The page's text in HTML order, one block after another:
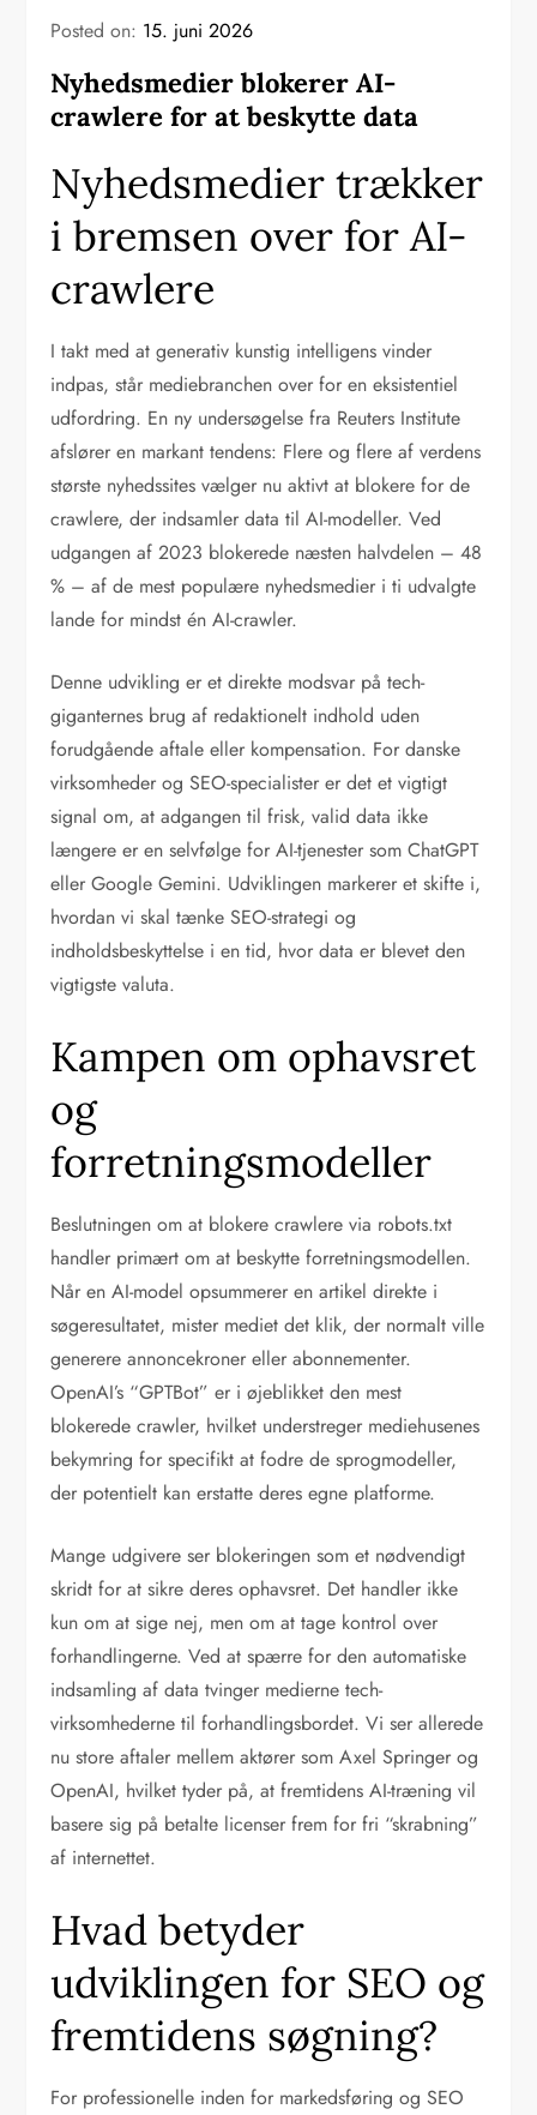
Posted on: 15. juni 2026
Nyhedsmedier blokerer AI-
crawlere for at beskytte data
Nyhedsmedier trækker
i bremsen over for AI-
crawlere
I takt med at generativ kunstig intelligens vinder
indpas, står mediebranchen over for en eksistentiel
udfordring. En ny undersøgelse fra Reuters Institute
afslører en markant tendens: Flere og flere af verdens
største nyhedssites vælger nu aktivt at blokere for de
crawlere, der indsamler data til AI-modeller. Ved
udgangen af 2023 blokerede næsten halvdelen – 48
% – af de mest populære nyhedsmedier i ti udvalgte
lande for mindst én AI-crawler.
Denne udvikling er et direkte modsvar på tech-
giganternes brug af redaktionelt indhold uden
forudgående aftale eller kompensation. For danske
virksomheder og SEO-specialister er det et vigtigt
signal om, at adgangen til frisk, valid data ikke
længere er en selvfølge for AI-tjenester som ChatGPT
eller Google Gemini. Udviklingen markerer et skifte i,
hvordan vi skal tænke SEO-strategi og
indholdsbeskyttelse i en tid, hvor data er blevet den
vigtigste valuta.
Kampen om ophavsret
og
forretningsmodeller
Beslutningen om at blokere crawlere via robots.txt
handler primært om at beskytte forretningsmodellen.
Når en AI-model opsummerer en artikel direkte i
søgeresultatet, mister mediet det klik, der normalt ville
generere annoncekroner eller abonnementer.
OpenAI’s “GPTBot” er i øjeblikket den mest
blokerede crawler, hvilket understreger mediehusenes
bekymring for specifikt at fodre de sprogmodeller,
der potentielt kan erstatte deres egne platforme.
Mange udgivere ser blokeringen som et nødvendigt
skridt for at sikre deres ophavsret. Det handler ikke
kun om at sige nej, men om at tage kontrol over
forhandlingerne. Ved at spærre for den automatiske
indsamling af data tvinger medierne tech-
virksomhederne til forhandlingsbordet. Vi ser allerede
nu store aftaler mellem aktører som Axel Springer og
OpenAI, hvilket tyder på, at fremtidens AI-træning vil
basere sig på betalte licenser frem for fri “skrabning”
af internettet.
Hvad betyder
udviklingen for SEO og
fremtidens søgning?
For professionelle inden for markedsføring og SEO